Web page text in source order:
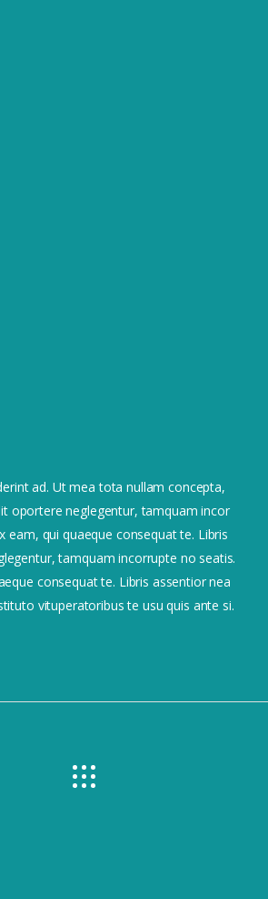
ad. Ut mea tota nullam concepta,
oportere neglegentur, tamquam incor
eam, qui quaeque consequat te. Libris
tamquam incorrupte no seatis.
consequat te. Libris assentior nea
vituperatoribus te usu quis ante si.